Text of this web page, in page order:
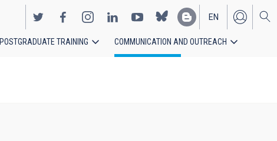
EN
ES
POSTGRADUATE TRAINING COMMUNICATION AND OUTREACH